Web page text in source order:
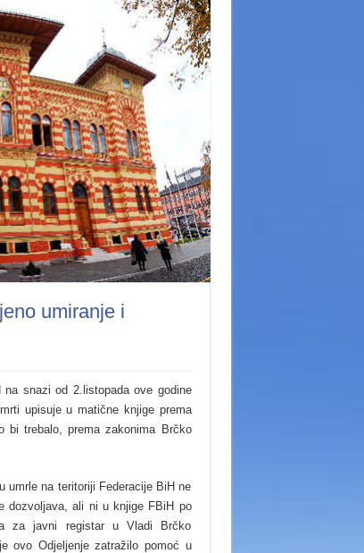
umiranje i
snazi od 2.listopada ove godine
upisuje u matične knjige prema
bi trebalo, prema zakonima Brčko
umrle na teritoriji Federacije BiH ne
dozvoljava, ali ni u knjige FBiH po
za javni registar u Vladi Brčko
ovo Odjeljenje zatražilo pomoć u